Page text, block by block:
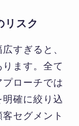
リスク
すぎると、
ます。全て
ローチでは
確に絞り込
セグメント